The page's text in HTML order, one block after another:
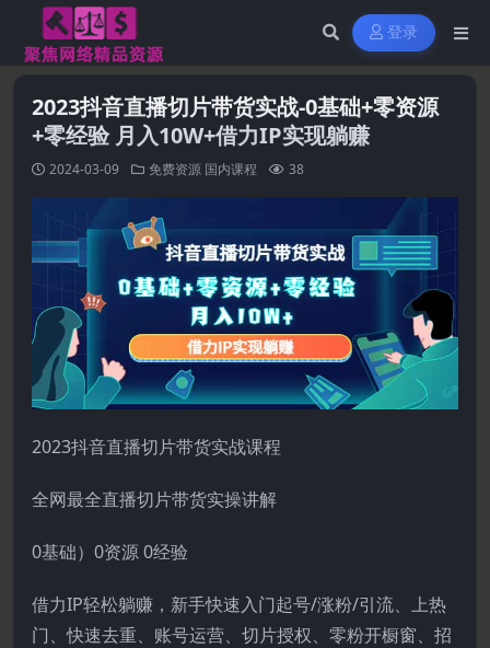
登录
2023抖音直播切片带货实战-0基础+零资源
+零经验 月入10W+借力IP实现躺赚
2024-03-09 免费资源 国内课程 38
2023抖音直播切片带货实战课程
全网最全直播切片带货实操讲解
0基础）0资源 0经验
借力IP轻松躺赚，新手快速入门起号/涨粉/引流、上热
门、快速去重、账号运营、切片授权、零粉开橱窗、招